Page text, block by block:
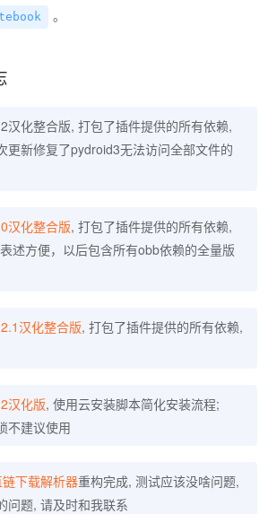
。
汉化整合版, 打包了插件提供的所有依赖,
更新修复了pydroid3无法访问全部文件的
汉化整合版, 打包了插件提供的所有依赖,
述方便，以后包含所有obb依赖的全量版
汉化整合版, 打包了插件提供的所有依赖,
汉化版, 使用云安装脚本简化安装流程;
不建议使用
下载解析器重构完成, 测试应该没啥问题,
问题, 请及时和我联系